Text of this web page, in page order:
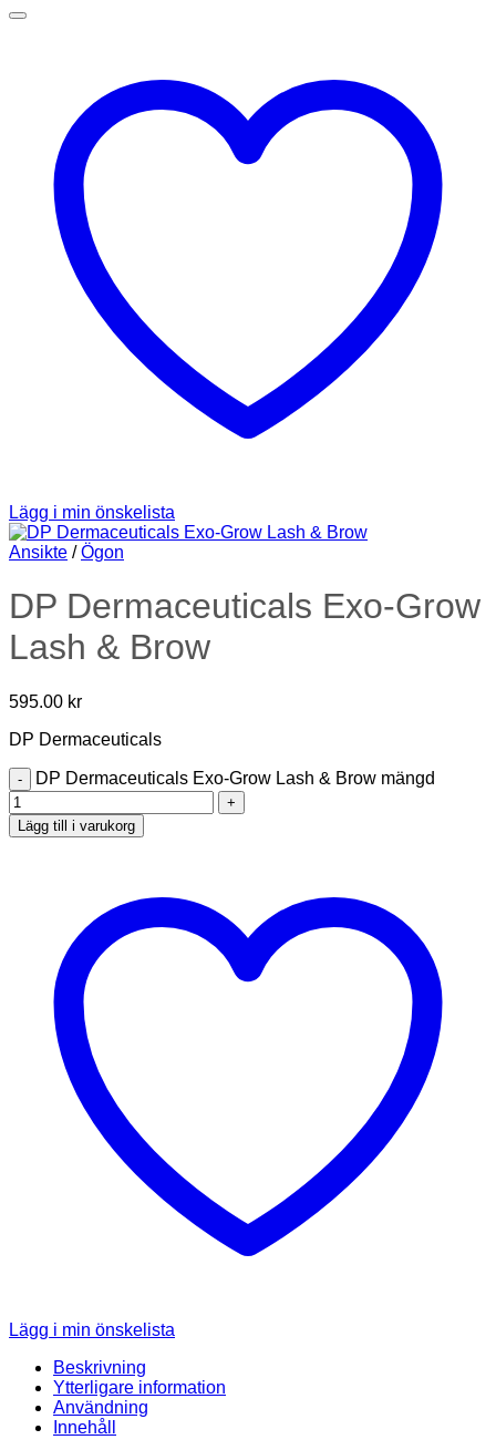
Lägg i min önskelista
Ansikte / Ögon
DP Dermaceuticals Exo-Grow
Lash & Brow
595.00 kr
DP Dermaceuticals
DP Dermaceuticals Exo-Grow Lash & Brow mängd
Lägg till i varukorg
Lägg i min önskelista
Beskrivning
Ytterligare information
Användning
Innehåll